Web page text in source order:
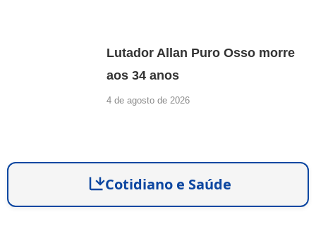
Lutador Allan Puro Osso morre
aos 34 anos
4 de agosto de 2026
Cotidiano e Saúde